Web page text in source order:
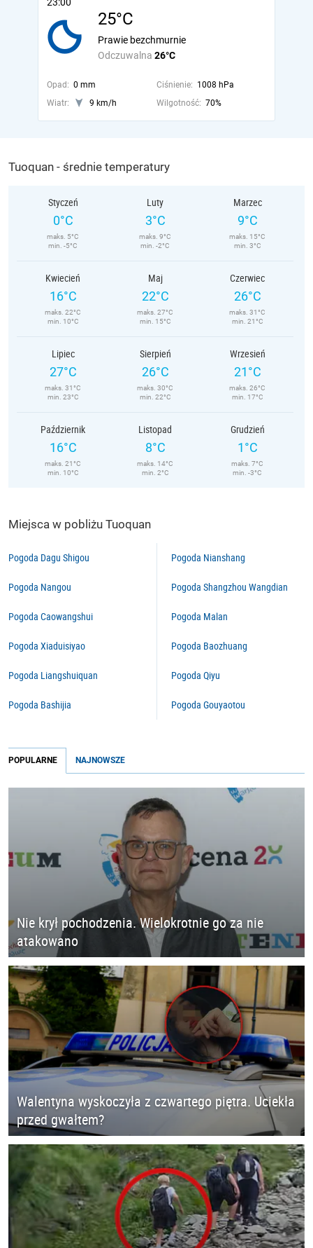
25°C
Odczuwalna 26°C
Prawie bezchmurnie
Opad: 0 mm Ciśnienie: 1008 hPa
Wiatr:
9 km/h Wilgotność: 70%
Tuoquan - średnie temperatury
Styczeń
0°C
maks. 5°C
min. -5°C
Luty
3°C
maks. 9°C
min. -2°C
Marzec
9°C
maks. 15°C
min. 3°C
Kwiecień
16°C
maks. 22°C
min. 10°C
Maj
22°C
maks. 27°C
min. 15°C
Czerwiec
26°C
maks. 31°C
min. 21°C
Lipiec
27°C
maks. 31°C
min. 23°C
Sierpień
26°C
maks. 30°C
min. 22°C
Wrzesień
21°C
maks. 26°C
min. 17°C
Październik
16°C
maks. 21°C
min. 10°C
Listopad
8°C
maks. 14°C
min. 2°C
Grudzień
1°C
maks. 7°C
min. -3°C
Miejsca w pobliżu Tuoquan
Pogoda Dagu Shigou
Pogoda Nangou
Pogoda Caowangshui
Pogoda Xiaduisiyao
Pogoda Liangshuiquan
Pogoda Bashijia
Pogoda Nianshang
Pogoda Shangzhou Wangdian
Pogoda Malan
Pogoda Baozhuang
Pogoda Qiyu
Pogoda Gouyaotou
POPULARNE NAJNOWSZE
Nie krył pochodzenia. Wielokrotnie go za nie
atakowano
Walentyna wyskoczyła z czwartego piętra. Uciekła
przed gwałtem?